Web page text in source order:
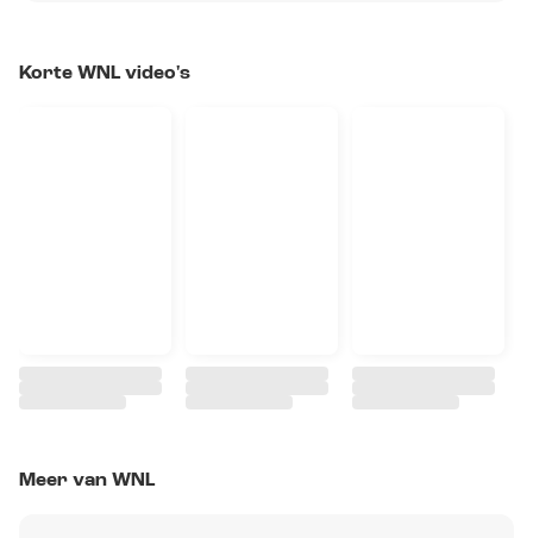
Korte WNL video's
Meer van WNL